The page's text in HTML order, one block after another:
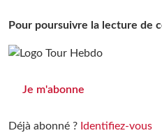
Pour poursuivre la lecture de
Je m'abonne
Déjà abonné ? Identifiez-vous